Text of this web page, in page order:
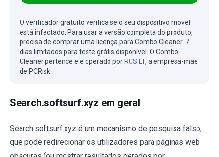
O verificador gratuito verifica se o seu dispositivo móvel
está infectado. Para usar a versão completa do produto,
precisa de comprar uma licença para Combo Cleaner. 7
dias limitados para teste grátis disponível. O Combo
Cleaner pertence e é operado por RCS LT, a empresa-mãe
de PCRisk.
Search.softsurf.xyz em geral
Search.softsurf.xyz é um mecanismo de pesquisa falso,
que pode redirecionar os utilizadores para páginas web